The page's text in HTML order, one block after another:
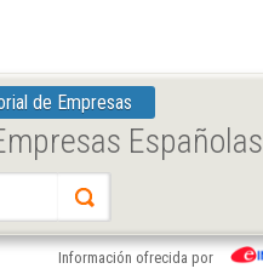
de Empresas
Españolas
Información ofrecida por